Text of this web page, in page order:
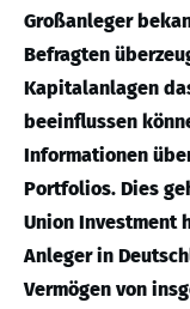
Großanleger
Befragten
Kapitalanlagen
beeinflussen
Informationen
Portfolios. Dies
Union Investment
Anleger in
Vermögen von